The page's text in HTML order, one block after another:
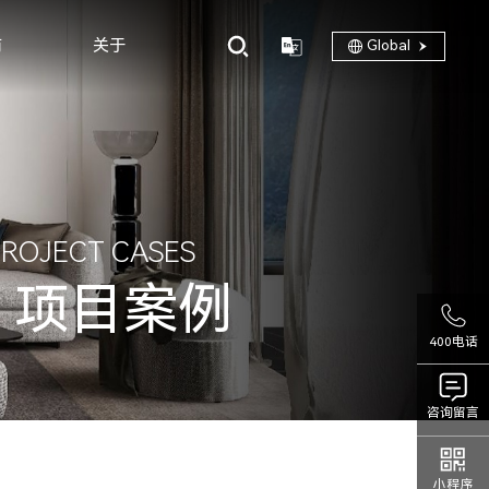
关于 Global
CASES
项目案例 400电话
咨询留言
小程序